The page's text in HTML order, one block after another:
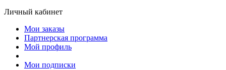
Личный кабинет
Мои заказы
Партнерская программа
Мой профиль
Мои подписки